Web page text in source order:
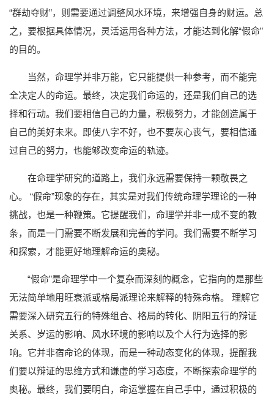
“群劫夺财”，则需要通过调整风水环境，来增强自身的财运。总
之，要根据具体情况，灵活运用各种方法，才能达到化解“假命”
的目的。
当然，命理学并非万能，它只能提供一种参考，而不能完
全决定人的命运。最终，决定我们命运的，还是我们自己的选
择和行动。我们要相信自己的力量，积极努力，才能创造属于
自己的美好未来。即使八字不好，也不要灰心丧气，要相信通
过自己的努力，也能够改变命运的轨迹。
在命理学研究的道路上，我们永远需要保持一颗敬畏之
心。 “假命”现象的存在，其实是对我们传统命理学理论的一种
挑战，也是一种鞭策。它提醒我们，命理学并非一成不变的教
条，而是一门需要不断发展和完善的学问。我们需要不断学习
和探索，才能更好地理解命运的奥秘。
“假命”是命理学中一个复杂而深刻的概念，它指向的是那些
无法简单地用旺衰派或格局派理论来解释的特殊命格。 理解它
需要深入研究五行的特殊组合、格局的转化、阴阳五行的辩证
关系、岁运的影响、风水环境的影响以及个人行为选择的影
响。它并非宿命论的体现，而是一种动态变化的体现，提醒我
们要以辩证的思维方式和谦虚的学习态度，不断探索命理学的
奥秘。最终，我们要明白，命运掌握在自己手中，通过积极的